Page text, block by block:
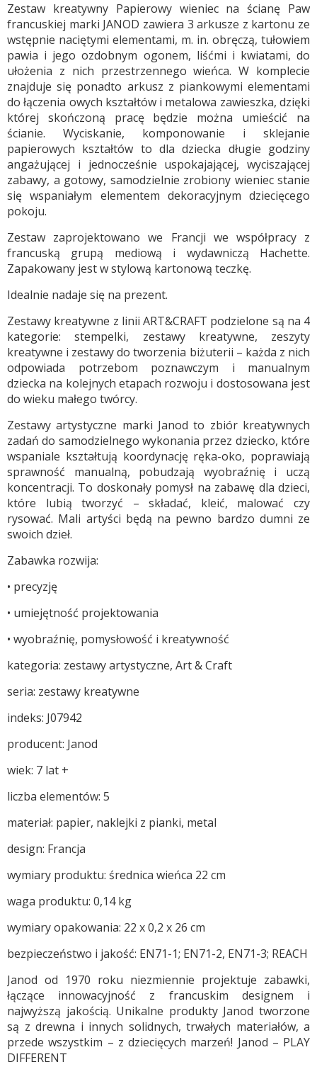
Zestaw kreatywny Papierowy wieniec na ścianę Paw
francuskiej marki JANOD zawiera 3 arkusze z kartonu ze
wstępnie naciętymi elementami, m. in. obręczą, tułowiem
pawia i jego ozdobnym ogonem, liśćmi i kwiatami, do
ułożenia z nich przestrzennego wieńca. W komplecie
znajduje się ponadto arkusz z piankowymi elementami
do łączenia owych kształtów i metalowa zawieszka, dzięki
której skończoną pracę będzie można umieścić na
ścianie. Wyciskanie, komponowanie i sklejanie
papierowych kształtów to dla dziecka długie godziny
angażującej i jednocześnie uspokajającej, wyciszającej
zabawy, a gotowy, samodzielnie zrobiony wieniec stanie
się wspaniałym elementem dekoracyjnym dziecięcego
pokoju.
Zestaw zaprojektowano we Francji we współpracy z
francuską grupą mediową i wydawniczą Hachette.
Zapakowany jest w stylową kartonową teczkę.
Idealnie nadaje się na prezent.
Zestawy kreatywne z linii ART&CRAFT podzielone są na 4
kategorie: stempelki, zestawy kreatywne, zeszyty
kreatywne i zestawy do tworzenia biżuterii – każda z nich
odpowiada potrzebom poznawczym i manualnym
dziecka na kolejnych etapach rozwoju i dostosowana jest
do wieku małego twórcy.
Zestawy artystyczne marki Janod to zbiór kreatywnych
zadań do samodzielnego wykonania przez dziecko, które
wspaniale kształtują koordynację ręka-oko, poprawiają
sprawność manualną, pobudzają wyobraźnię i uczą
koncentracji. To doskonały pomysł na zabawę dla dzieci,
które lubią tworzyć – składać, kleić, malować czy
rysować. Mali artyści będą na pewno bardzo dumni ze
swoich dzieł.
Zabawka rozwija:
• precyzję
• umiejętność projektowania
• wyobraźnię, pomysłowość i kreatywność
kategoria: zestawy artystyczne, Art & Craft
seria: zestawy kreatywne
indeks: J07942
producent: Janod
wiek: 7 lat +
liczba elementów: 5
materiał: papier, naklejki z pianki, metal
design: Francja
wymiary produktu: średnica wieńca 22 cm
waga produktu: 0,14 kg
wymiary opakowania: 22 x 0,2 x 26 cm
bezpieczeństwo i jakość: EN71-1; EN71-2, EN71-3; REACH
Janod od 1970 roku niezmiennie projektuje zabawki,
łączące innowacyjność z francuskim designem i
najwyższą jakością. Unikalne produkty Janod tworzone
są z drewna i innych solidnych, trwałych materiałów, a
przede wszystkim – z dziecięcych marzeń! Janod – PLAY
DIFFERENT